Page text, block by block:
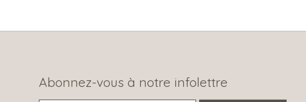
Abonnez-vous à notre infolettre